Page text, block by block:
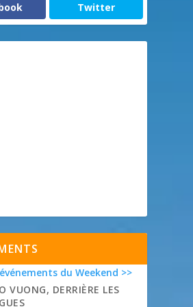
Twitter
du Weekend >>
VUONG, DERRIÈRE LES